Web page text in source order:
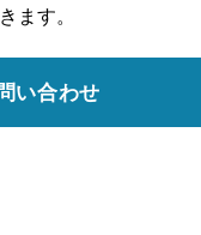
ます。
い合わせ